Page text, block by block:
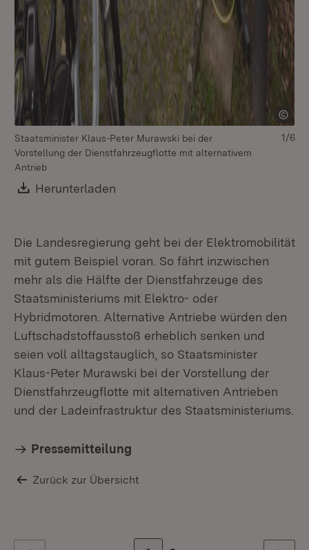
Staatsminister Klaus-Peter Murawski bei der
Vorstellung der Dienstfahrzeugflotte mit alternativem
Antrieb
Download:
Herunterladen
1/6
Die Landesregierung geht bei der Elektromobilität
mit gutem Beispiel voran. So fährt inzwischen
mehr als die Hälfte der Dienstfahrzeuge des
Staatsministeriums mit Elektro- oder
Hybridmotoren. Alternative Antriebe würden den
Luftschadstoffausstoß erheblich senken und
seien voll alltagstauglich, so Staatsminister
Klaus-Peter Murawski bei der Vorstellung der
Dienstfahrzeugflotte mit alternativen Antrieben
und der Ladeinfrastruktur des Staatsministeriums.
Pressemitteilung
Zurück zur Übersicht